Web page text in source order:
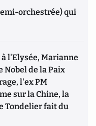
orchestrée) qui
l'Elysée, Marianne
Nobel de la Paix
l'ex PM
sur la Chine, la
Tondelier fait du